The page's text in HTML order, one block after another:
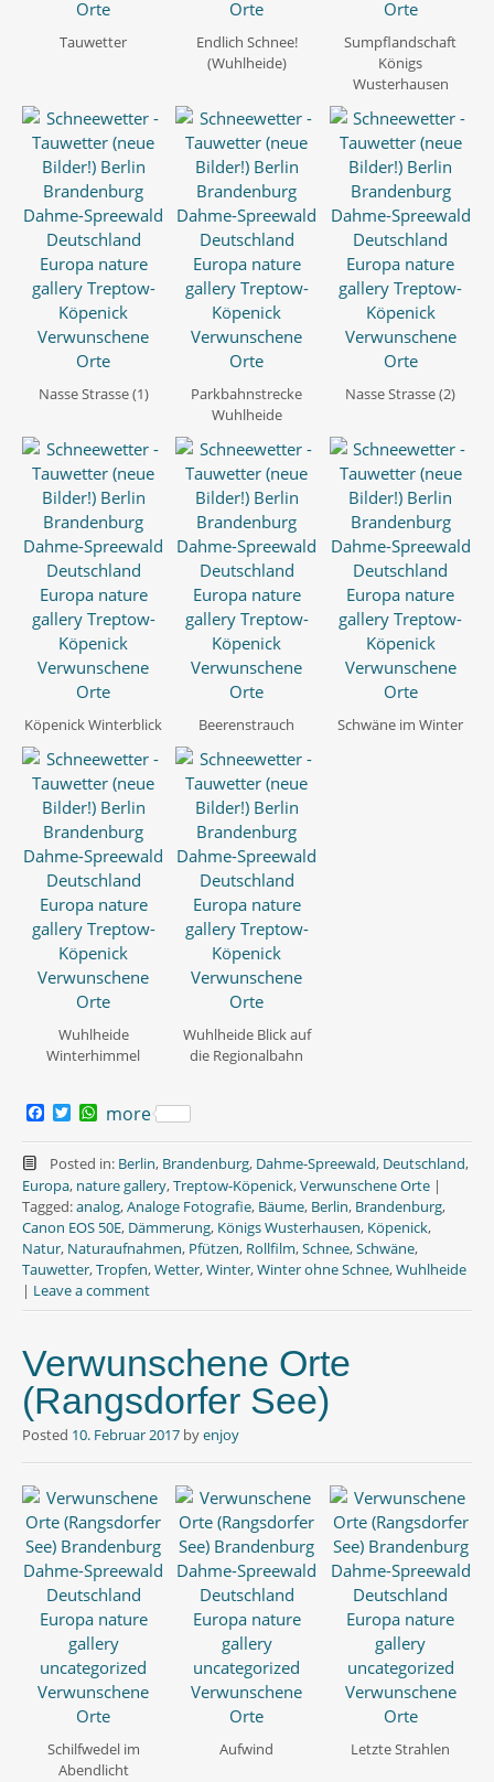
Tauwetter
Endlich Schnee!
(Wuhlheide)
Sumpflandschaft
Königs
Wusterhausen
Nasse Strasse (1)
Parkbahnstrecke
Wuhlheide
Nasse Strasse (2)
Köpenick Winterblick Beerenstrauch Schwäne im Winter
Wuhlheide
Winterhimmel
Wuhlheide Blick auf
die Regionalbahn
c
e
b
o
o
k
T
i
t
t
e
r
W
a
t
s
A
p
p
more
Posted in: Berlin, Brandenburg, Dahme-Spreewald, Deutschland,
Europa, nature gallery,Treptow-Köpenick,Verwunschene Orte |
Tagged:analog,Analoge Fotografie, Bäume, Berlin, Brandenburg,
Canon EOS 50E, Dämmerung, Königs Wusterhausen, Köpenick,
Natur, Naturaufnahmen, Pfützen, Rollfilm,Schnee,Schwäne,
Tauwetter,Tropfen,Wetter,Winter,Winter ohne Schnee,Wuhlheide
| Leave a comment
Verwunschene Orte
(Rangsdorfer See)
Posted 10. Februar 2017 byenjoy
Schilfwedel im
Abendlicht
Aufwind Letzte Strahlen